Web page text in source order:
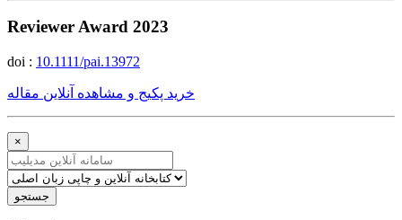
Reviewer Award 2023
doi : 10.1111/pai.13972
خرید پکیج و مشاهده آنلاین مقاله
×
جستجو